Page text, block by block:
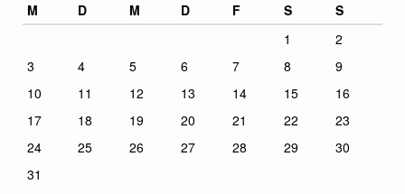
M
D M D F S
S
1
2
3
4 5 6 7 8
9
10
11 12 13 14 15
16
17
18 19 20 21 22
23
24
25 26 27 28 29
30
31